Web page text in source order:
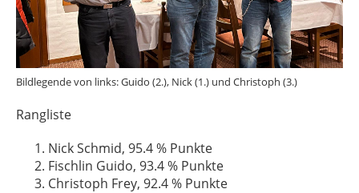
Bildlegende von links: Guido (2.), Nick (1.) und Christoph (3.)
Rangliste
Nick Schmid, 95.4 % Punkte
Fischlin Guido, 93.4 % Punkte
Christoph Frey, 92.4 % Punkte